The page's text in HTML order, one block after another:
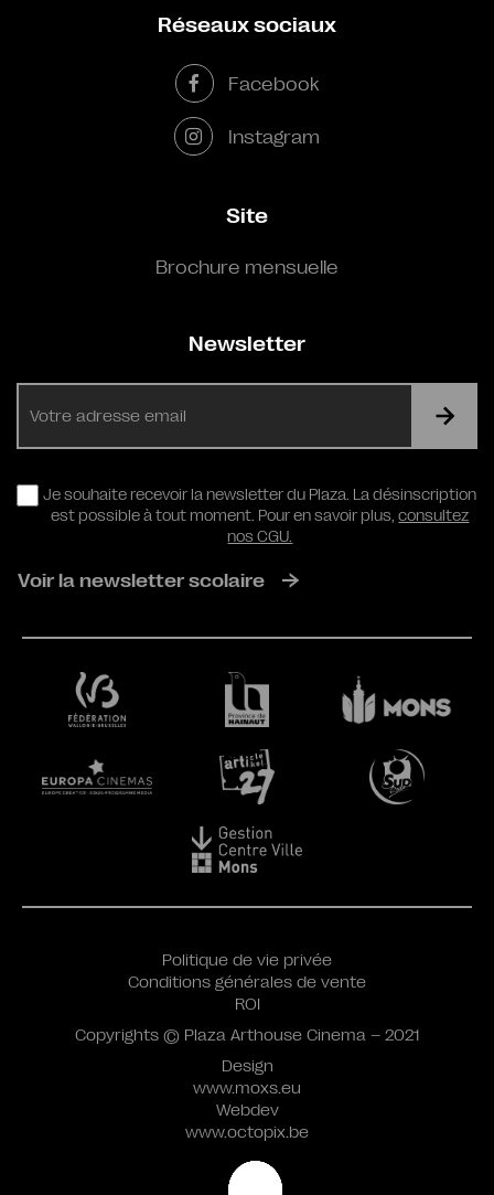
Réseaux sociaux
Facebook
Instagram
Site
Brochure mensuelle
Newsletter
RGPD
Je souhaite recevoir la newsletter du Plaza. La désinscription
est possible à tout moment. Pour en savoir plus,consultez
nos CGU.
Voir la newsletter scolaire
Design
www.moxs.eu
Webdev
www.octopix.be
Politique de vie privée
Conditions générales de vente
ROI
Copyrights © Plaza Arthouse Cinema – 2021